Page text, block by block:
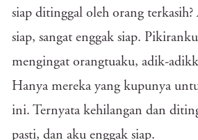
siap ditinggal oleh orang terkasih?
siap, sangat enggak siap.
mengingat orangtuaku, adik-
Hanya mereka yang kupunya
ini. Ternyata kehilangan dan
pasti, dan aku enggak siap.